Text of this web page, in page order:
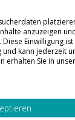
Ihre Ware.
Sie uns
03 888
anzuzeigen
Einwilligung
kann jederzeit
erhalten Sie in